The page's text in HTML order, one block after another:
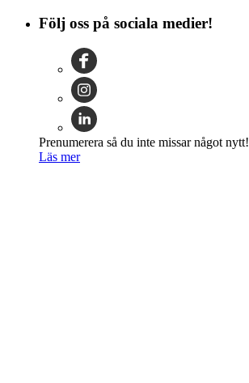
Följ oss på sociala medier!
Prenumerera så du inte missar något nytt!
Läs mer